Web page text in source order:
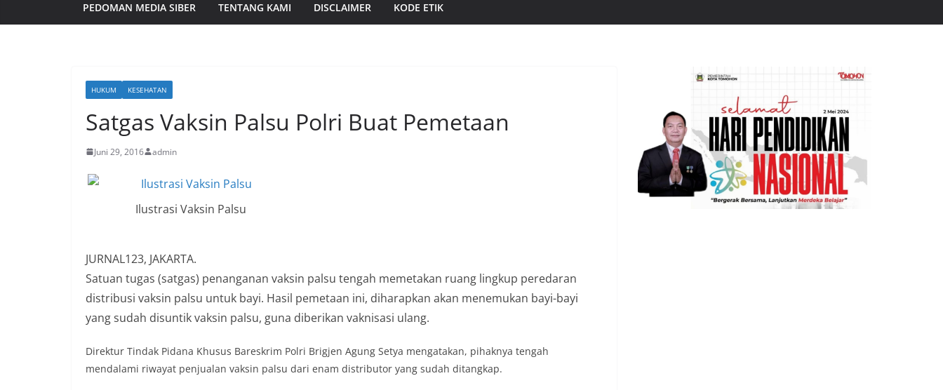
PEDOMAN MEDIA SIBER TENTANG KAMI DISCLAIMER KODE ETIK
HUKUM KESEHATAN
Satgas Vaksin Palsu Polri Buat Pemetaan
Juni 29, 2016 admin
Ilustrasi Vaksin Palsu
JURNAL123, JAKARTA.
Satuan tugas (satgas) penanganan vaksin palsu tengah memetakan ruang lingkup peredaran
distribusi vaksin palsu untuk bayi. Hasil pemetaan ini, diharapkan akan menemukan bayi-bayi
yang sudah disuntik vaksin palsu, guna diberikan vaknisasi ulang.
‎Direktur Tindak Pidana Khusus Bareskrim Polri Brigjen Agung Setya mengatakan, pihaknya tengah
mendalami riwayat penjualan vaksin palsu dari enam distributor yang sudah ditangkap.